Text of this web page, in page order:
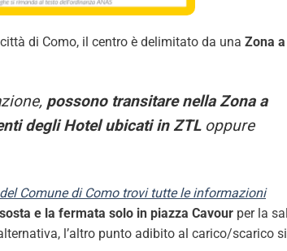
di Como, il centro è delimitato da una Zona a
possono transitare nella Zona a
degli Hotel ubicati in ZTLoppure
Comune di Como trovi tutte le informazioni
e la fermata solo in piazza Cavour per la
l’altro punto adibito al carico/scarico si